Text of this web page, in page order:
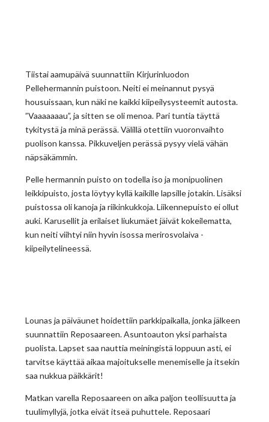
Tiistai aamupäivä suunnattiin Kirjurinluodon
Pellehermannin puistoon. Neiti ei meinannut pysyä
housuissaan, kun näki ne kaikki kiipeilysysteemit autosta.
”Vaaaaaaau”, ja sitten se oli menoa. Pari tuntia täyttä
tykitystä ja minä perässä. Välillä otettiin vuoronvaihto
puolison kanssa. Pikkuveljen perässä pysyy vielä vähän
näpsäkämmin.
Pelle hermannin puisto on todella iso ja monipuolinen
leikkipuisto, josta löytyy kyllä kaikille lapsille jotakin. Lisäksi
puistossa oli kanoja ja riikinkukkoja. Liikennepuisto ei ollut
auki. Karusellit ja erilaiset liukumäet jäivät kokeilematta,
kun neiti viihtyi niin hyvin isossa merirosvolaiva -
kiipeilytelineessä.
Lounas ja päiväunet hoidettiin parkkipaikalla, jonka jälkeen
suunnattiin Reposaareen. Asuntoauton yksi parhaista
puolista. Lapset saa nauttia meiningistä loppuun asti, ei
tarvitse käyttää aikaa majoitukselle menemiselle ja itsekin
saa nukkua päikkärit!
Matkan varella Reposaareen on aika paljon teollisuutta ja
tuulimyllyjä, jotka eivät itseä puhuttele. Reposaari